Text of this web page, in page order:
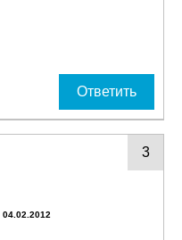
Ответить
3
04.02.2012